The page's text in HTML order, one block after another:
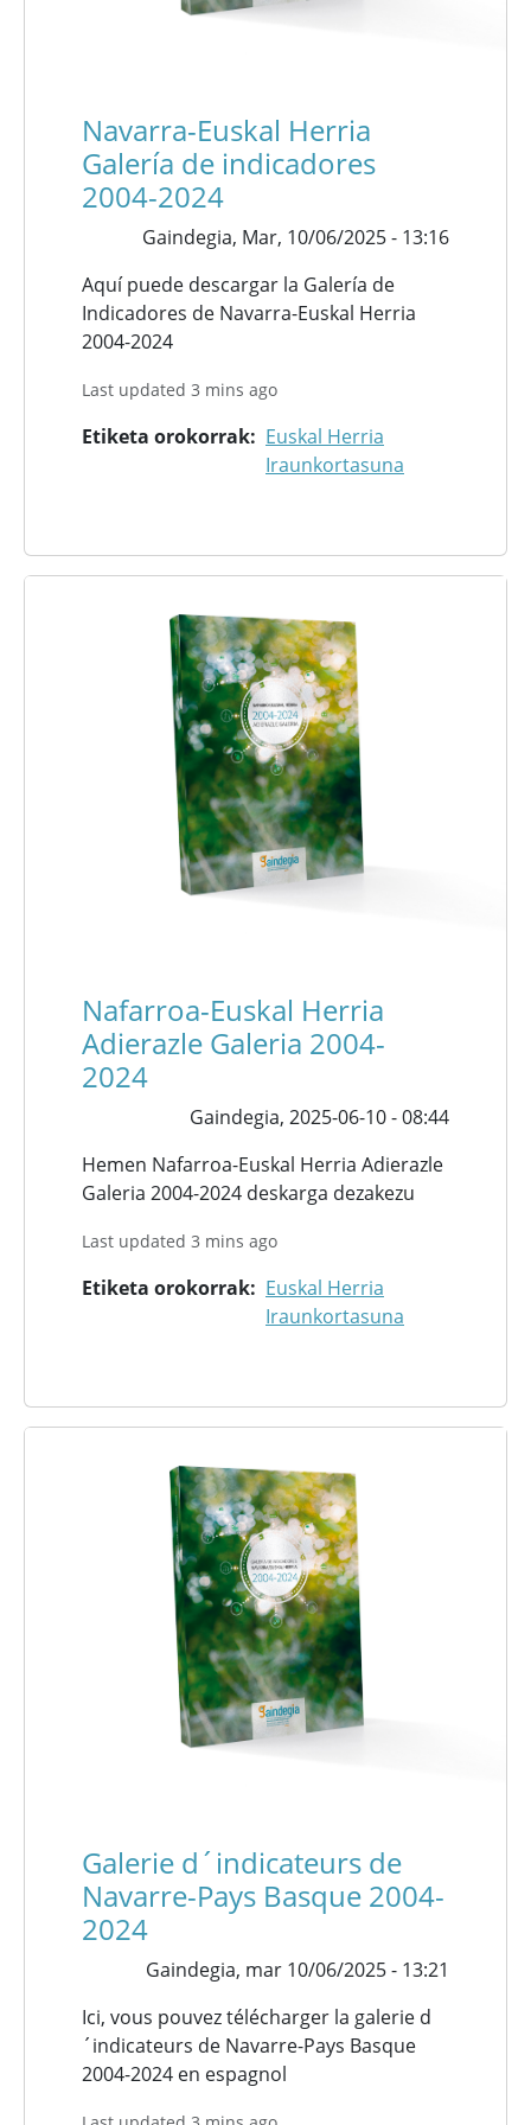
Navarra-Euskal Herria
Galería de indicadores
2004-2024
Gaindegia, Mar, 10/06/2025 - 13:16
Aquí puede descargar la Galería de
Indicadores de Navarra-Euskal Herria
2004-2024
Last updated 3 mins ago
Etiketa orokorrak
Euskal Herria
Iraunkortasuna
Nafarroa-Euskal Herria
Adierazle Galeria 2004-
2024
Gaindegia, 2025-06-10 - 08:44
Hemen Nafarroa-Euskal Herria Adierazle
Galeria 2004-2024 deskarga dezakezu
Last updated 3 mins ago
Etiketa orokorrak
Euskal Herria
Iraunkortasuna
Galerie d´indicateurs de
Navarre-Pays Basque 2004-
2024
Gaindegia, mar 10/06/2025 - 13:21
Ici, vous pouvez télécharger la galerie d
´indicateurs de Navarre-Pays Basque
2004-2024 en espagnol